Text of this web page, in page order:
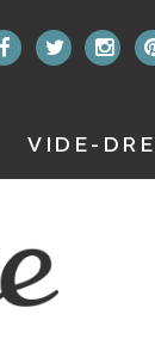
VIDE-